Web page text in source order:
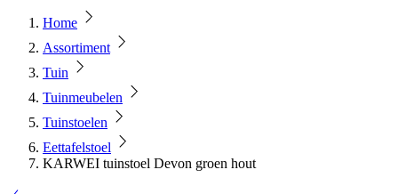
Home
Assortiment
Tuin
Tuinmeubelen
Tuinstoelen
Eettafelstoel
KARWEI tuinstoel Devon groen hout